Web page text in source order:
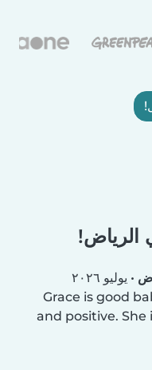
الرياض!
• يوليو ٢٠٢٦
Grace is good
and positive.